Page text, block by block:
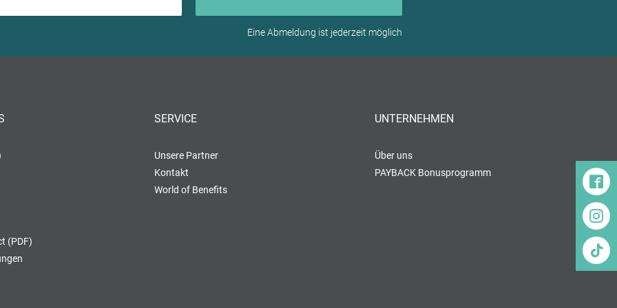
Eine Abmeldung ist jederzeit möglich
(PDF)
SERVICE
Unsere Partner
Kontakt
World of Benefits
UNTERNEHMEN
Über uns
PAYBACK Bonusprogramm